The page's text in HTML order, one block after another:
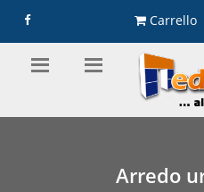
Carrello
Arredo